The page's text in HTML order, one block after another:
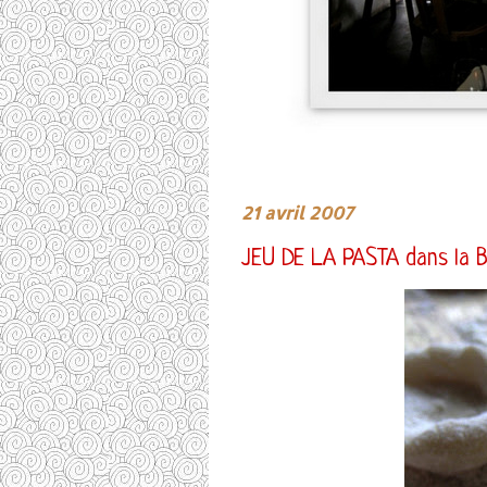
21 avril 2007
JEU DE LA PASTA dans la